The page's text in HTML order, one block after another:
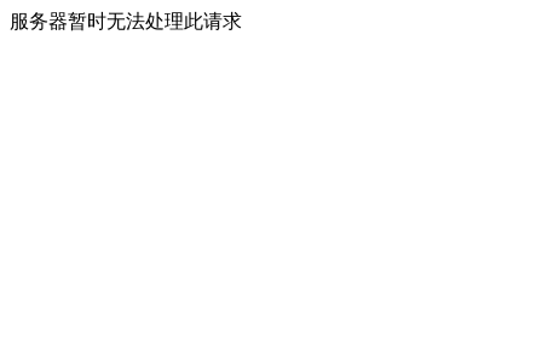
服务器暂时无法处理此请求